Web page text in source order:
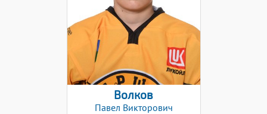
Дата заявки:
12.12.2024
Волков
Павел Викторович